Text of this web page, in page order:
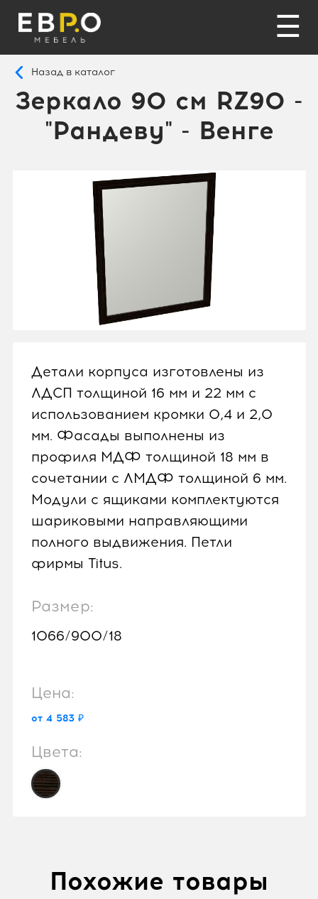
☰
Назад в каталог
Зеркало 90 см RZ90 -
"Рандеву" - Венге
Детали корпуса изготовлены из
ЛДСП толщиной 16 мм и 22 мм с
использованием кромки 0,4 и 2,0
мм. Фасады выполнены из
профиля МДФ толщиной 18 мм в
сочетании с ЛМДФ толщиной 6 мм.
Модули с ящиками комплектуются
шариковыми направляющими
полного выдвижения. Петли
фирмы Titus.
Размер:
1066/900/18
Цена:
от 4 583 ₽
Цвета:
Похожие товары